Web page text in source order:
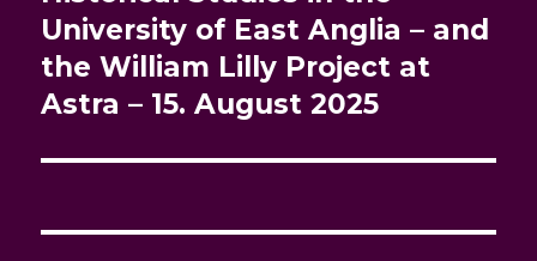
University of East Anglia – and
the William Lilly Project at
Astra – 15. August 2025